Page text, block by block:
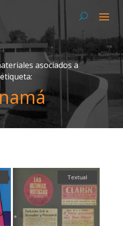
asociados a
Textual